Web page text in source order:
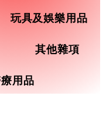
玩具及娛樂用品
其他雜項
用品